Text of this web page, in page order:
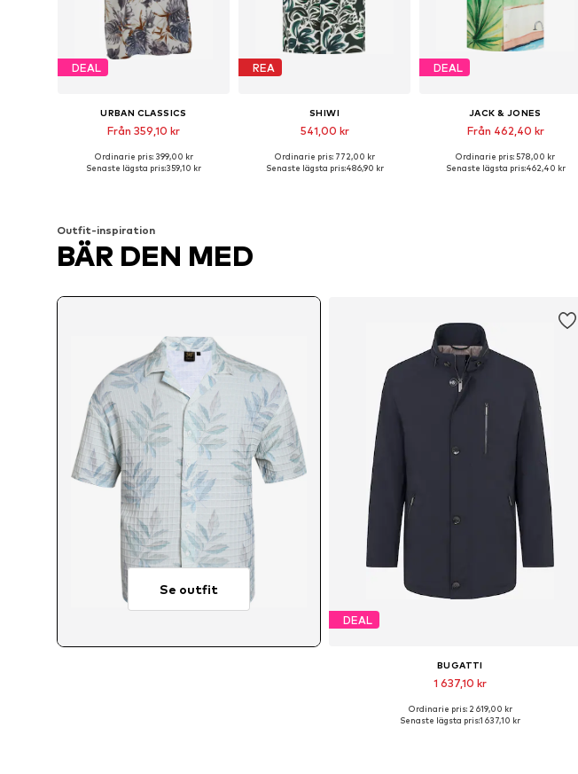
DEAL
URBAN CLASSICS
Från 359,10 kr
Ordinarie pris: 399,00 kr
Senaste lägsta pris:359,10 kr
REA
SHIWI
541,00 kr
Tillgängliga storlekar: M, L
Ordinarie pris: 772,00 kr
Senaste lägsta pris:486,90 kr
DEAL
JACK & JONES
Från 462,40 kr
Tillgängliga storlekar: M, XL, XXL
Ordinarie pris: 578,00 kr
Senaste lägsta pris:462,40 kr
Outfit-inspiration
BÄR DEN MED
Se outfit
DEAL
BUGATTI
1 637,10 kr
Tillgänglig i många storlekar
Ordinarie pris: 2 619,00 kr
Senaste lägsta pris:1 637,10 kr